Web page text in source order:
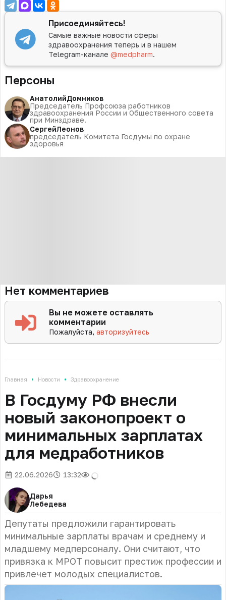
Присоединяйтесь!
Самые важные новости сферы
здравоохранения теперь и в нашем
Telegram-канале@medpharm.
Персоны
АнатолийДомников
Председатель Профсоюза работников
здравоохранения России и Общественного совета
при Минздраве.
СергейЛеонов
председатель Комитета Госдумы по охране
здоровья
Нет комментариев
Вы не можете оставлять
комментарии
Пожалуйста,авторизуйтесь
Главная • Новости • Здравоохранение
В Госдуму РФ внесли
новый законопроект о
минимальных зарплатах
для медработников
22.06.2026 13:32
Дарья
Лебедева
Депутаты предложили гарантировать
минимальные зарплаты врачам и среднему и
младшему медперсоналу. Они считают, что
привязка к МРОТ повысит престиж профессии и
привлечет молодых специалистов.